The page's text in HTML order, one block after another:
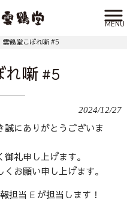
MENU
雲鶴堂こぼれ噺 #5
れ噺 #5
2024/12/27
誠にありがとうございま
礼申し上げます。
お願い申し上げます。
担当 E が担当します！